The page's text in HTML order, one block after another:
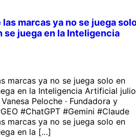
las marcas ya no se juega
se juega en la Inteligencia
marcas ya no se juega solo en
en la Inteligencia Artificial julio
Peloche · Fundadora y
#ChatGPT #Gemini #Claude
marcas ya no se juega solo en
en la […]